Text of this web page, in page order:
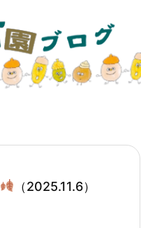
（2025.11.6）